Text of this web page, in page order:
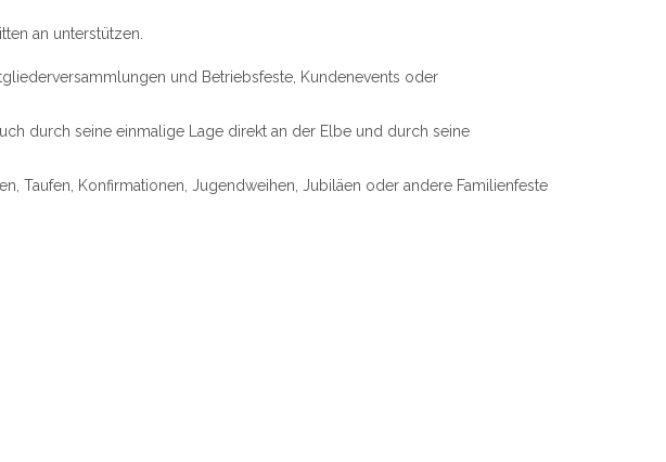
an unterstützen.
und Betriebsfeste, Kundenevents oder
durch seine einmalige Lage direkt an der Elbe und durch seine
Taufen, Konfirmationen, Jugendweihen, Jubiläen oder andere Familienfeste